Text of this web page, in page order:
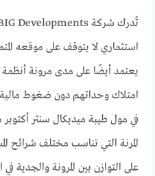
استثماري لا يتوقف على موقعه
يعتمد أيضًا على مدى مرونة
امتلاك وحداتهم دون ضغوط
في مول طيبة ميديكال سنتر
المرنة التي تناسب مختلف شرائح
على التوازن بين المرونة والجدية في